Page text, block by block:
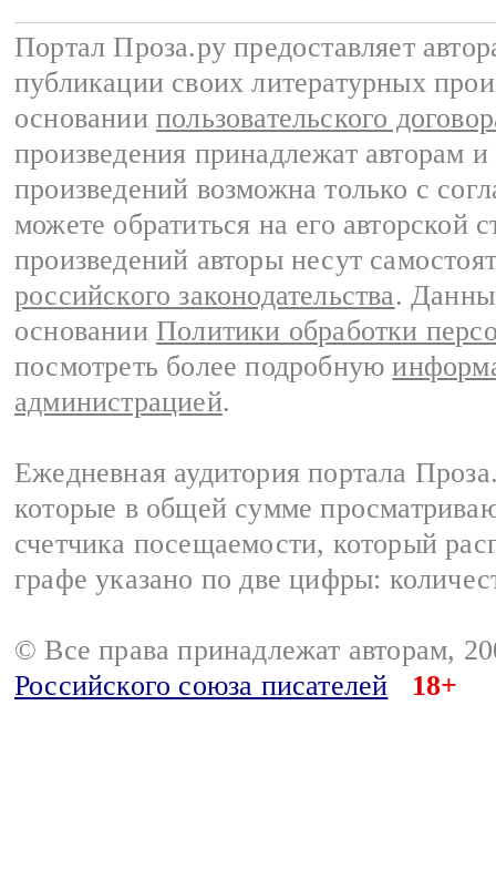
Портал Проза.ру предоставляет
публикации своих литературных
основании пользовательского
произведения принадлежат авторам
произведений возможна только с
можете обратиться на его авторской
произведений авторы несут
российского законодательства.
основании Политики обработки
посмотреть более подробную
администрацией.
Ежедневная аудитория портала
которые в общей сумме
счетчика посещаемости, который
графе указано по две цифры:
© Все права принадлежат авторам,
Российского союза писателей
18+